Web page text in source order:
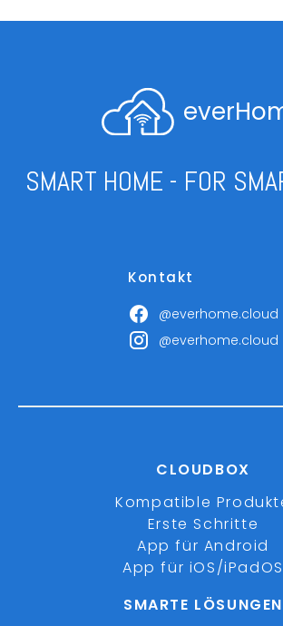
SMART HOME - FOR
Kontakt
@everhome.cloud
@everhome.cloud
CLOUDBOX
Kompatible
Erste Schritte
App für Android
App für iOS/iPadOS
SMARTE LÖSUNGEN